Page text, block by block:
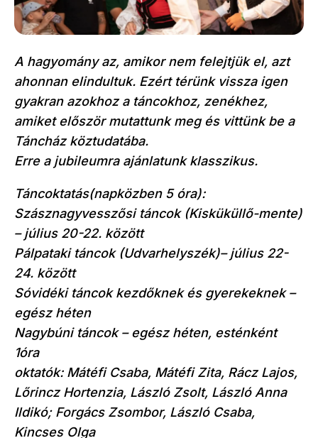
A hagyomány az, amikor nem felejtjük el, azt
ahonnan elindultuk. Ezért térünk vissza igen
gyakran azokhoz a táncokhoz, zenékhez,
amiket először mutattunk meg és vittünk be a
Táncház köztudatába.
Erre a jubileumra ajánlatunk klasszikus.
Táncoktatás(napközben 5 óra):
Szásznagyvesszősi táncok (Kisküküllő-mente)
– július 20-22. között
Pálpataki táncok (Udvarhelyszék)– július 22-
24. között
Sóvidéki táncok kezdőknek és gyerekeknek –
egész héten
Nagybúni táncok – egész héten, esténként
1óra
oktatók: Mátéfi Csaba, Mátéfi Zita, Rácz Lajos,
Lőrincz Hortenzia, László Zsolt, László Anna
Ildikó; Forgács Zsombor, László Csaba,
Kincses Olga